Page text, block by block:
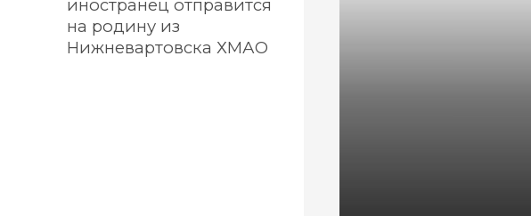
иностранец отправится
на родину из
Нижневартовска ХМАО